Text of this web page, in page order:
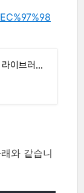
한국어 데이터 분석 필수 라이브러리 Konlpy(코엔엘파이)
와 같습니